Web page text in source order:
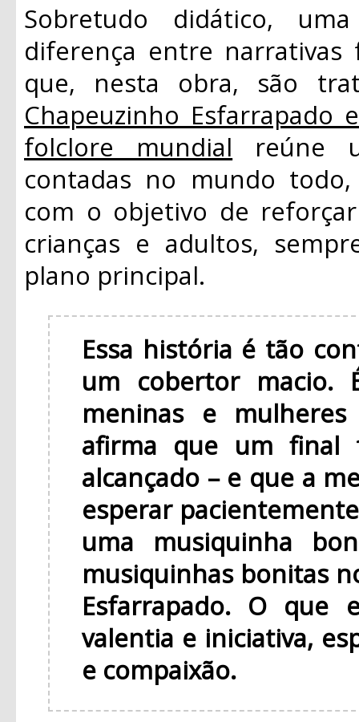
Sobretudo didático,
diferença entre narrativas
que, nesta obra, são
Chapeuzinho
folclore mundial reúne
contadas no mundo
com o objetivo de
crianças e adultos,
plano principal.
Essa história é tão
um cobertor macio.
meninas e
afirma que um final
alcançado – e que a
esperar
uma musiquinha
musiquinhas bonitas
Esfarrapado. O que
valentia e iniciativa,
e compaixão.